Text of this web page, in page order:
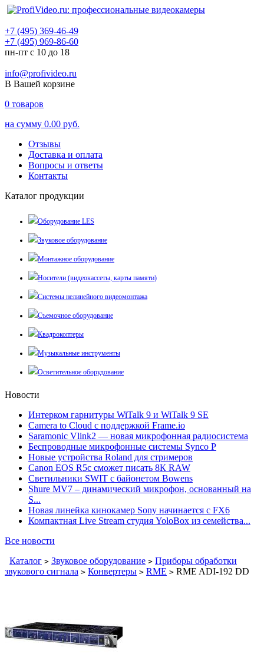
+7 (495) 369-46-49
+7 (495) 969-86-60
пн-пт с 10 до 18
info@profivideo.ru
В Вашей корзине
0 товаров
на сумму 0.00 руб.
Отзывы
Доставка и оплата
Вопросы и ответы
Контакты
Каталог продукции
Оборудование LES
Звуковое оборудование
Монтажное оборудование
Носители (видеокассеты, карты памяти)
Системы нелинейного видеомонтажа
Съемочное оборудование
Квадрокоптеры
Музыкальные инструменты
Осветительное оборудование
Новости
Интерком гарнитуры WiTalk 9 и WiTalk 9 SE
Camera to Cloud с поддержкой Frame.io
Saramonic Vlink2 — новая микрофонная радиосистема
Беспроводные микрофонные системы Synco P
Новые устройства Roland для стримеров
Canon EOS R5c сможет писать 8К RAW
Светильники SWIT с байонетом Bowens
Shure MV7 – динамический микрофон, основанный на
S...
Новая линейка кинокамер Sony начинается с FX6
Компактная Live Stream студия YoloBox из семейства...
Все новости
Каталог > Звуковое оборудование > Приборы обработки
звукового сигнала > Конвертеры > RME > RME ADI-192 DD